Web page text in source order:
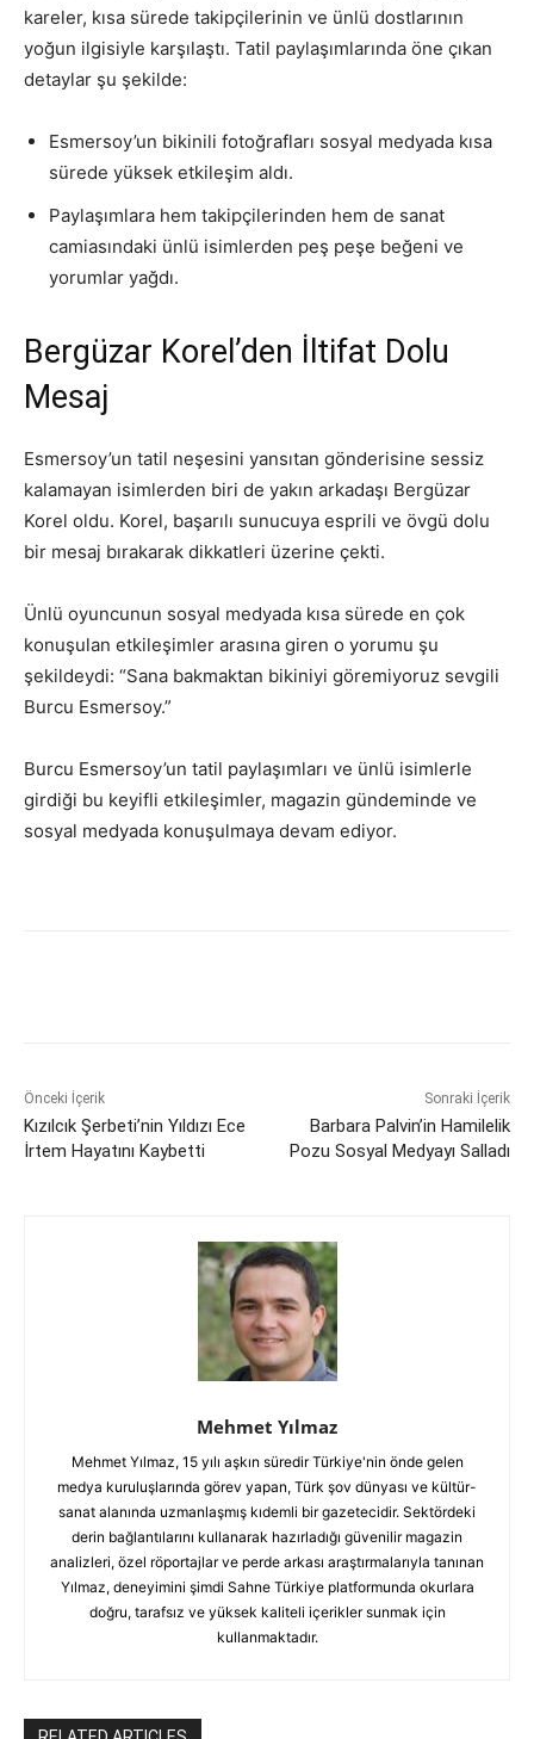
kareler, kısa sürede takipçilerinin ve ünlü dostlarının
yoğun ilgisiyle karşılaştı. Tatil paylaşımlarında öne çıkan
detaylar şu şekilde:
Esmersoy’un bikinili fotoğrafları sosyal medyada kısa
sürede yüksek etkileşim aldı.
Paylaşımlara hem takipçilerinden hem de sanat
camiasındaki ünlü isimlerden peş peşe beğeni ve
yorumlar yağdı.
Bergüzar Korel’den İltifat Dolu
Mesaj
Esmersoy’un tatil neşesini yansıtan gönderisine sessiz
kalamayan isimlerden biri de yakın arkadaşı Bergüzar
Korel oldu. Korel, başarılı sunucuya esprili ve övgü dolu
bir mesaj bırakarak dikkatleri üzerine çekti.
Ünlü oyuncunun sosyal medyada kısa sürede en çok
konuşulan etkileşimler arasına giren o yorumu şu
şekildeydi: “Sana bakmaktan bikiniyi göremiyoruz sevgili
Burcu Esmersoy.”
Burcu Esmersoy’un tatil paylaşımları ve ünlü isimlerle
girdiği bu keyifli etkileşimler, magazin gündeminde ve
sosyal medyada konuşulmaya devam ediyor.
Önceki İçerik
Kızılcık Şerbeti’nin Yıldızı Ece
İrtem Hayatını Kaybetti
Sonraki İçerik
Barbara Palvin’in Hamilelik
Pozu Sosyal Medyayı Salladı
Mehmet Yılmaz
Mehmet Yılmaz, 15 yılı aşkın süredir Türkiye'nin önde gelen
medya kuruluşlarında görev yapan, Türk şov dünyası ve kültür-
sanat alanında uzmanlaşmış kıdemli bir gazetecidir. Sektördeki
derin bağlantılarını kullanarak hazırladığı güvenilir magazin
analizleri, özel röportajlar ve perde arkası araştırmalarıyla tanınan
Yılmaz, deneyimini şimdi Sahne Türkiye platformunda okurlara
doğru, tarafsız ve yüksek kaliteli içerikler sunmak için
kullanmaktadır.